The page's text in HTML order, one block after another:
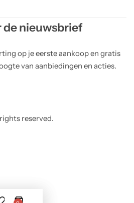
de nieuwsbrief
op je eerste aankoop en gratis
van aanbiedingen en acties.
reserved.